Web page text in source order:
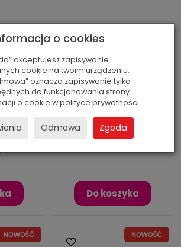
kolor
Gąbki kuchenne do
mycia naczyń
dwustronne
zmywaki XXL 5
sztuk Paclan
Dostępny(70 szt.)
5,99 zł
Do koszyka
o cookies
akceptujesz zapisywanie
cookie na twoim urządzeniu.
oznacza zapisywanie tylko
do funkcjonowania strony.
o cookie wpolityce prywatności.
Odmowa Zgoda